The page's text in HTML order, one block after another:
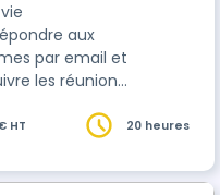
aux
par email et
les réunions
les
à des
HT 20 heures